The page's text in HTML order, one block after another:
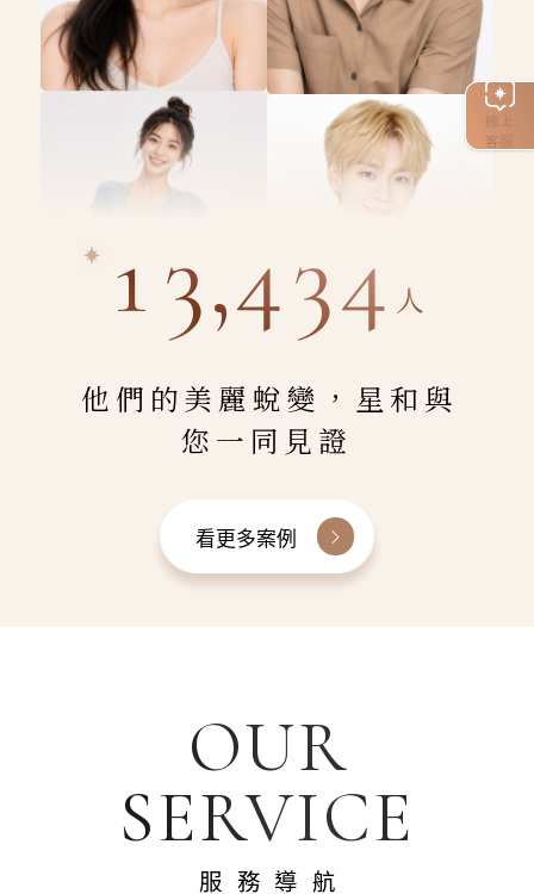
線上
客服
13,434 人
他們的美麗蛻變，星和與
您一同見證
看更多案例
OUR
SERVICE
服務導航